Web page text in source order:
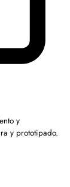
y
y prototipado.